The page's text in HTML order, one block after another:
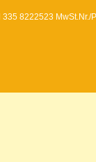
8222523 MwSt.Nr./